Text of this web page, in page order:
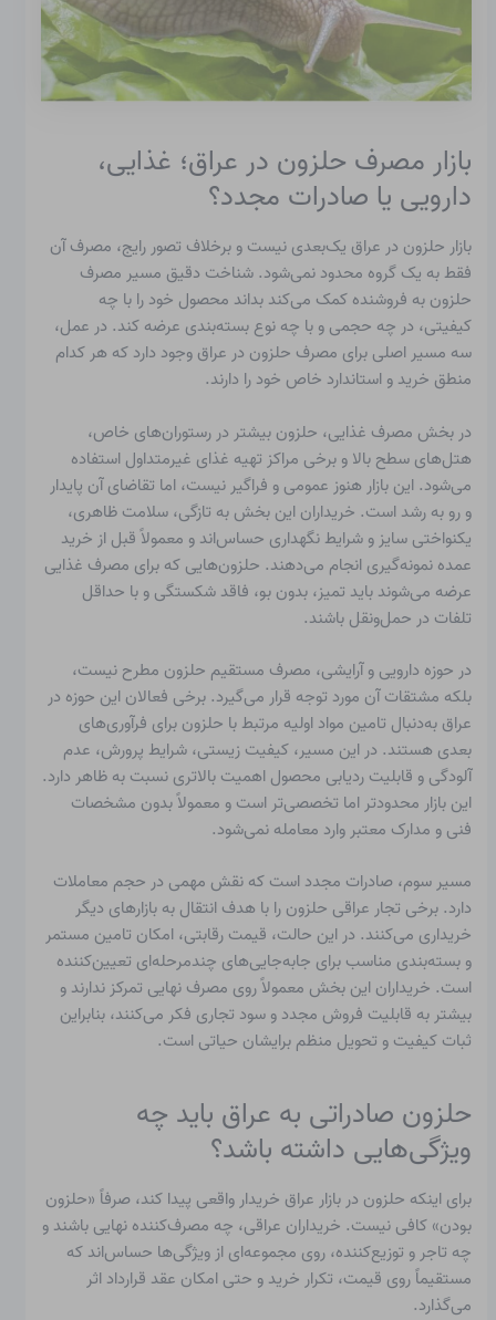
بازار مصرف حلزون در عراق؛ غذایی،
دارویی یا صادرات مجدد؟
بازار حلزون در عراق یک‌بعدی نیست و برخلاف تصور رایج، مصرف آن
فقط به یک گروه محدود نمی‌شود. شناخت دقیق مسیر مصرف
حلزون به فروشنده کمک می‌کند بداند محصول خود را با چه
کیفیتی، در چه حجمی و با چه نوع بسته‌بندی عرضه کند. در عمل،
سه مسیر اصلی برای مصرف حلزون در عراق وجود دارد که هر کدام
منطق خرید و استاندارد خاص خود را دارند.
در بخش مصرف غذایی، حلزون بیشتر در رستوران‌های خاص،
هتل‌های سطح بالا و برخی مراکز تهیه غذای غیرمتداول استفاده
می‌شود. این بازار هنوز عمومی و فراگیر نیست، اما تقاضای آن پایدار
و رو به رشد است. خریداران این بخش به تازگی، سلامت ظاهری،
یکنواختی سایز و شرایط نگهداری حساس‌اند و معمولاً قبل از خرید
عمده نمونه‌گیری انجام می‌دهند. حلزون‌هایی که برای مصرف غذایی
عرضه می‌شوند باید تمیز، بدون بو، فاقد شکستگی و با حداقل
تلفات در حمل‌ونقل باشند.
در حوزه دارویی و آرایشی، مصرف مستقیم حلزون مطرح نیست،
بلکه مشتقات آن مورد توجه قرار می‌گیرد. برخی فعالان این حوزه در
عراق به‌دنبال تامین مواد اولیه مرتبط با حلزون برای فرآوری‌های
بعدی هستند. در این مسیر، کیفیت زیستی، شرایط پرورش، عدم
آلودگی و قابلیت ردیابی محصول اهمیت بالاتری نسبت به ظاهر دارد.
این بازار محدودتر اما تخصصی‌تر است و معمولاً بدون مشخصات
فنی و مدارک معتبر وارد معامله نمی‌شود.
مسیر سوم، صادرات مجدد است که نقش مهمی در حجم معاملات
دارد. برخی تجار عراقی حلزون را با هدف انتقال به بازارهای دیگر
خریداری می‌کنند. در این حالت، قیمت رقابتی، امکان تامین مستمر
و بسته‌بندی مناسب برای جابه‌جایی‌های چندمرحله‌ای تعیین‌کننده
است. خریداران این بخش معمولاً روی مصرف نهایی تمرکز ندارند و
بیشتر به قابلیت فروش مجدد و سود تجاری فکر می‌کنند، بنابراین
ثبات کیفیت و تحویل منظم برایشان حیاتی است.
حلزون صادراتی به عراق باید چه
ویژگی‌هایی داشته باشد؟
برای اینکه حلزون در بازار عراق خریدار واقعی پیدا کند، صرفاً «حلزون
بودن» کافی نیست. خریداران عراقی، چه مصرف‌کننده نهایی باشند و
چه تاجر و توزیع‌کننده، روی مجموعه‌ای از ویژگی‌ها حساس‌اند که
مستقیماً روی قیمت، تکرار خرید و حتی امکان عقد قرارداد اثر
می‌گذارد.